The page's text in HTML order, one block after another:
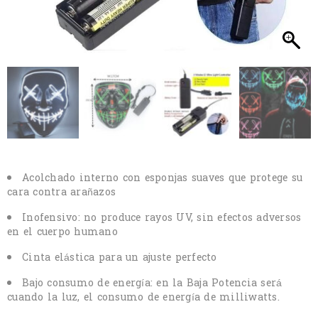
Acolchado interno con esponjas suaves que protege su
cara contra arañazos
Inofensivo: no produce rayos UV, sin efectos adversos
en el cuerpo humano
Cinta elástica para un ajuste perfecto
Bajo consumo de energía: en la Baja Potencia será
cuando la luz, el consumo de energía de milliwatts.